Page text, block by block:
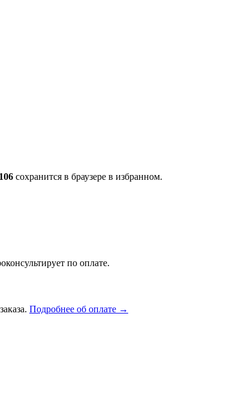
сохранится в браузере в избранном.
по оплате.
Подробнее об оплате →